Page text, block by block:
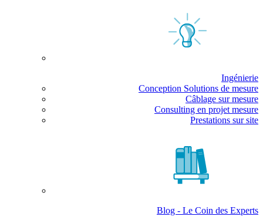
Ingénierie
Conception Solutions de mesure
Câblage sur mesure
Consulting en projet mesure
Prestations sur site
Blog - Le Coin des Experts